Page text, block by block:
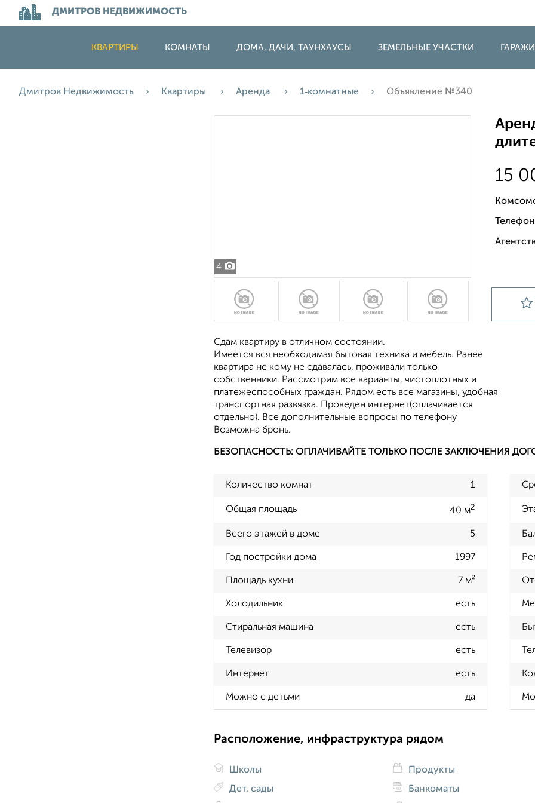
ДМИТРОВ НЕДВИЖИМОСТЬ
КВАРТИРЫ КОМНАТЫ ДОМА, ДАЧИ, ТАУНХАУСЫ ЗЕМЕЛЬНЫЕ УЧАСТКИ
Дмитров Недвижимость Квартиры Аренда 1‑комнатные Объявление №340
4
15
Сдам квартиру в отличном состоянии.
Имеется вся необходимая бытовая техника и мебель. Ранее
квартира не кому не сдавалась, проживали только
собственники. Рассмотрим все варианты, чистоплотных и
платежеспособных граждан. Рядом есть все магазины, удобная
транспортная развязка. Проведен интернет(оплачивается
отдельно). Все дополнительные вопросы по телефону
Возможна бронь.
БЕЗОПАСНОСТЬ: ОПЛАЧИВАЙТЕ ТОЛЬКО ПОСЛЕ ЗАКЛЮЧЕНИЯ
Количество комнат 1
Общая площадь 40 м2
Всего этажей в доме 5
Год постройки дома 1997
Площадь кухни 7 м²
Холодильник есть
Стиральная машина есть
Телевизор есть
Интернет есть
Можно с детьми да
Расположение, инфраструктура рядом
Школы
Дет. сады
Продукты
Банкоматы